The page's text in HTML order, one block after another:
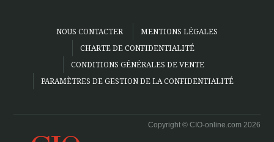
NOUS CONTACTER
MENTIONS LÉGALES
CHARTE DE CONFIDENTIALITÉ
CONDITIONS GÉNÉRALES DE VENTE
PARAMÈTRES DE GESTION DE LA CONFIDENTIALITÉ
Copyright © CIO-online.com 2026